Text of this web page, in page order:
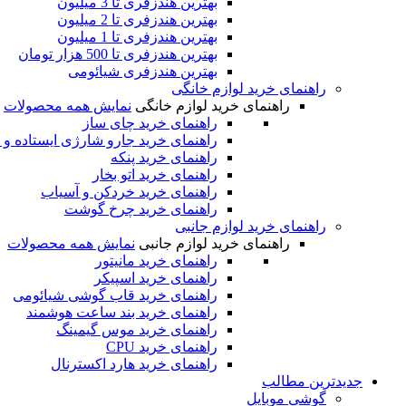
بهترین هندزفری تا 2 میلیون
بهترین هندزفری تا 1 میلیون
بهترین هندزفری تا 500 هزار تومان
بهترین هندزفری شیائومی
راهنمای خرید لوازم خانگی
راهنمای خرید لوازم خانگی نمایش همه محصولات
راهنمای خرید چای ساز
راهنمای خرید جارو شارژی ایستاده
راهنمای خرید پنکه
راهنمای خرید اتو بخار
راهنمای خرید خردکن و آسیاب
راهنمای خرید چرخ گوشت
راهنمای خرید لوازم جانبی
راهنمای خرید لوازم جانبی نمایش همه محصولات
راهنمای خرید مانیتور
راهنمای خرید اسپیکر
راهنمای خرید قاب گوشی شیائومی
راهنمای خرید بند ساعت هوشمند
راهنمای خرید موس گیمینگ
راهنمای خرید CPU
راهنمای خرید هارد اکسترنال
جدیدترین‌ مطالب
گوشی‌ موبایل